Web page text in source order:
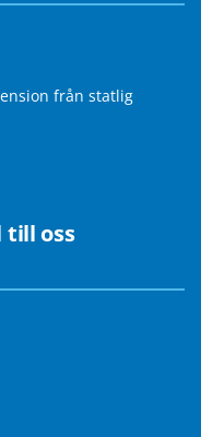
från statlig
till oss